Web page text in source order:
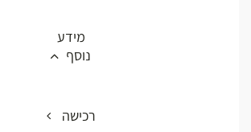
מידע
נוסף
רכישה